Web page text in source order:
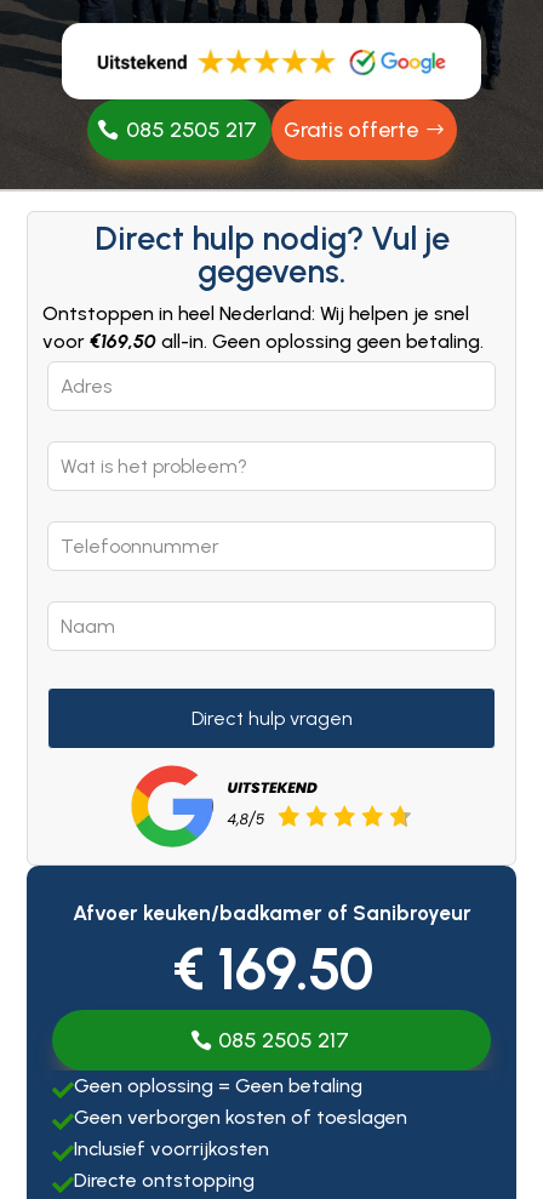
085 2505 217 Gratis offerte
Direct hulp nodig? Vul je
gegevens.
Ontstoppen in heel Nederland: Wij helpen je snel
voor€169,50 all-in. Geen oplossing geen betaling.
Leave
this
blank
Direct hulp vragen
Afvoer keuken/badkamer of Sanibroyeur
€ 169.50
085 2505 217
Geen oplossing = Geen betaling
Geen verborgen kosten of toeslagen
Inclusief voorrijkosten
Directe ontstopping